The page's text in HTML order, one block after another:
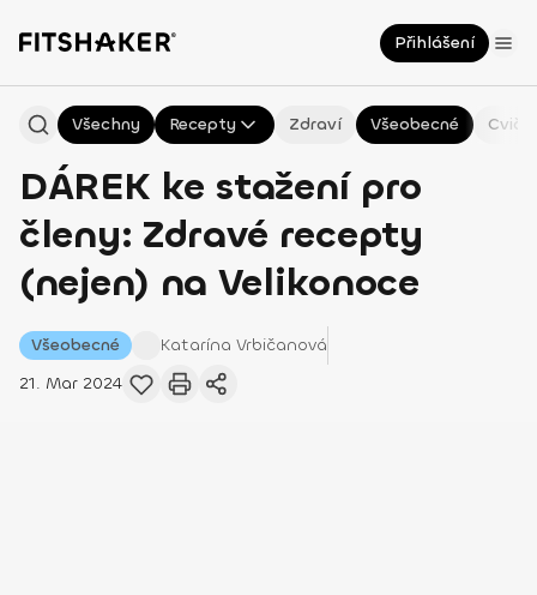
Přihlášení
Všechny Recepty Zdraví Všeobecné
DÁREK ke stažení pro
členy: Zdravé recepty
(nejen) na Velikonoce
Všeobecné Katarína Vrbičanová
21. Mar 2024